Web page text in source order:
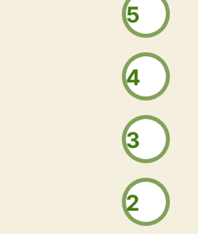
5
4
3
2